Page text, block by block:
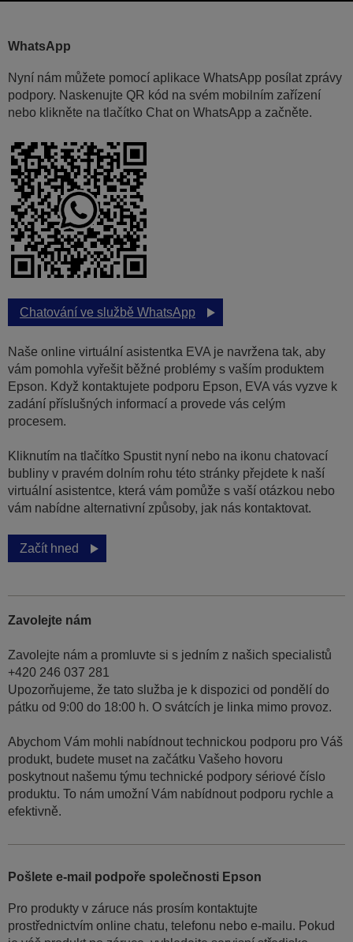
WhatsApp
Nyní nám můžete pomocí aplikace WhatsApp posílat zprávy
podpory. Naskenujte QR kód na svém mobilním zařízení
nebo klikněte na tlačítko Chat on WhatsApp a začněte.
Chatování ve službě WhatsApp
Naše online virtuální asistentka EVA je navržena tak, aby
vám pomohla vyřešit běžné problémy s vaším produktem
Epson. Když kontaktujete podporu Epson, EVA vás vyzve k
zadání příslušných informací a provede vás celým
procesem.
Kliknutím na tlačítko Spustit nyní nebo na ikonu chatovací
bubliny v pravém dolním rohu této stránky přejdete k naší
virtuální asistentce, která vám pomůže s vaší otázkou nebo
vám nabídne alternativní způsoby, jak nás kontaktovat.
Začít hned
Zavolejte nám
Zavolejte nám a promluvte si s jedním z našich specialistů
+420 246 037 281
Upozorňujeme, že tato služba je k dispozici od pondělí do
pátku od 9:00 do 18:00 h. O svátcích je linka mimo provoz.
Abychom Vám mohli nabídnout technickou podporu pro Váš
produkt, budete muset na začátku Vašeho hovoru
poskytnout našemu týmu technické podpory sériové číslo
produktu. To nám umožní Vám nabídnout podporu rychle a
efektivně.
Pošlete e-mail podpoře společnosti Epson
Pro produkty v záruce nás prosím kontaktujte
prostřednictvím online chatu, telefonu nebo e-mailu. Pokud